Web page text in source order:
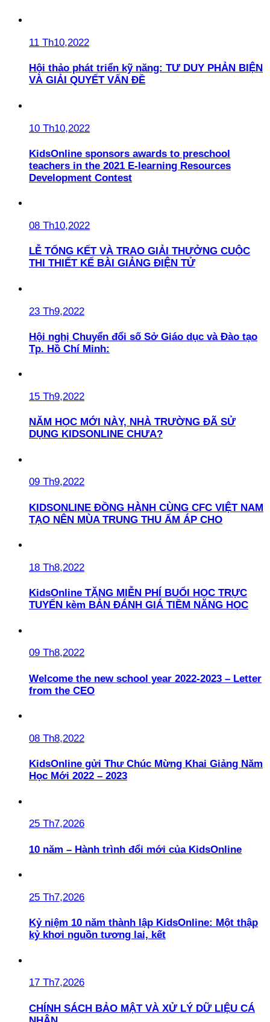
11 Th10,2022
Hội thảo phát triển kỹ năng: TƯ DUY PHẢN BIỆN
VÀ GIẢI QUYẾT VẤN ĐỀ
10 Th10,2022
KidsOnline sponsors awards to preschool
teachers in the 2021 E-learning Resources
Development Contest
08 Th10,2022
LỄ TỔNG KẾT VÀ TRAO GIẢI THƯỞNG CUỘC
THI THIẾT KẾ BÀI GIẢNG ĐIỆN TỬ
23 Th9,2022
Hội nghị Chuyển đổi số Sở Giáo dục và Đào tạo
Tp. Hồ Chí Minh:
15 Th9,2022
NĂM HỌC MỚI NÀY, NHÀ TRƯỜNG ĐÃ SỬ
DỤNG KIDSONLINE CHƯA?
09 Th9,2022
KIDSONLINE ĐỒNG HÀNH CÙNG CFC VIỆT NAM
TẠO NÊN MÙA TRUNG THU ẤM ÁP CHO
18 Th8,2022
KidsOnline TẶNG MIỄN PHÍ BUỔI HỌC TRỰC
TUYẾN kèm BẢN ĐÁNH GIÁ TIỀM NĂNG HỌC
09 Th8,2022
Welcome the new school year 2022-2023 – Letter
from the CEO
08 Th8,2022
KidsOnline gửi Thư Chúc Mừng Khai Giảng Năm
Học Mới 2022 – 2023
25 Th7,2026
10 năm – Hành trình đổi mới của KidsOnline
25 Th7,2026
Kỷ niệm 10 năm thành lập KidsOnline: Một thập
kỷ khơi nguồn tương lai, kết
17 Th7,2026
CHÍNH SÁCH BẢO MẬT VÀ XỬ LÝ DỮ LIỆU CÁ